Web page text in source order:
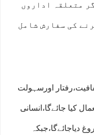
متعلقہ اداروں
کی سفارش شامل
اورسہولت
کیا جائےگا،انسانی
دیاجائےگا،جبکہ